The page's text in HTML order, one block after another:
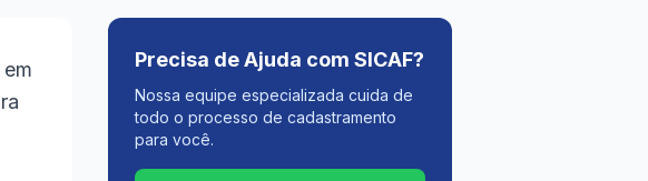
Precisa de Ajuda com SICAF?
Nossa equipe especializada cuida de
todo o processo de cadastramento
para você.